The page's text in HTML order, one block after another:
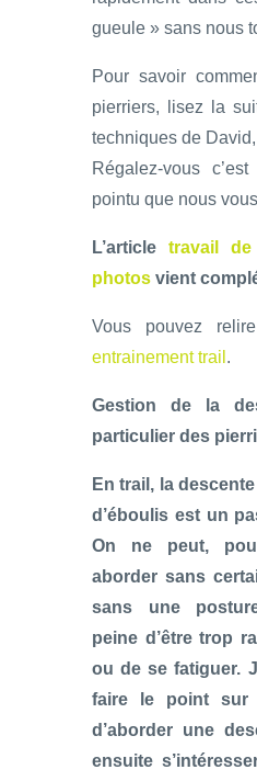
gueule » sans nous
Pour savoir
pierriers, lisez la
techniques de
Régalez-vous
pointu que nous
L’article travail
photos vient
Vous pouvez
entrainement trail .
Gestion de la
particulier des
En trail, la
d’éboulis est un
On ne peut,
aborder sans
sans une
peine d’être trop
ou de se fatiguer.
faire le point sur
d’aborder une
ensuite